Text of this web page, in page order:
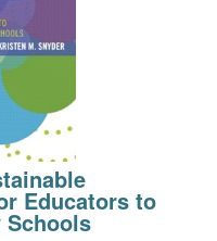
Educators to
Schools